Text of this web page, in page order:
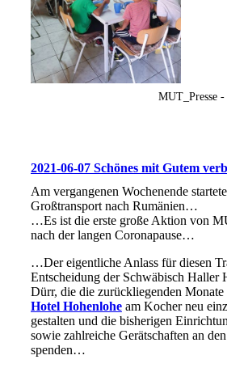
MUT_Presse
2021-06-07 Schönes mit Gutem
Am vergangenen Wochenende
Großtransport nach Rumänien…
…Es ist die erste große Aktion von
nach der langen Coronapause…
…Der eigentliche Anlass für diesen
Entscheidung der Schwäbisch Haller
Dürr, die die zurückliegenden
Hotel Hohenloheam Kocher neu
gestalten und die bisherigen
sowie zahlreiche Gerätschaften an
spenden…